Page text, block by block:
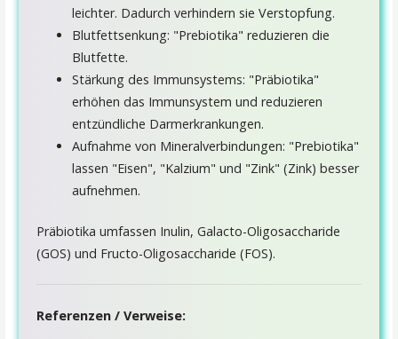
leichter. Dadurch verhindern sie Verstopfung.
Blutfettsenkung: "Prebiotika" reduzieren die
Blutfette.
Stärkung des Immunsystems: "Präbiotika"
erhöhen das Immunsystem und reduzieren
entzündliche Darmerkrankungen.
Aufnahme von Mineralverbindungen: "Prebiotika"
lassen "Eisen", "Kalzium" und "Zink" (Zink) besser
aufnehmen.
Präbiotika umfassen Inulin, Galacto-Oligosaccharide
(GOS) und Fructo-Oligosaccharide (FOS).
Referenzen / Verweise: